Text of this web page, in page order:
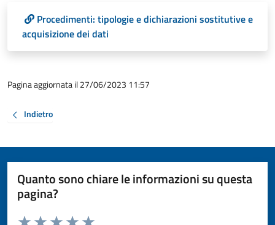
Procedimenti: tipologie e dichiarazioni sostitutive e
acquisizione dei dati
Pagina aggiornata il 27/06/2023 11:57
Indietro
Quanto sono chiare le informazioni su questa
pagina?
Valuta da 1 a 5 stelle la pagina